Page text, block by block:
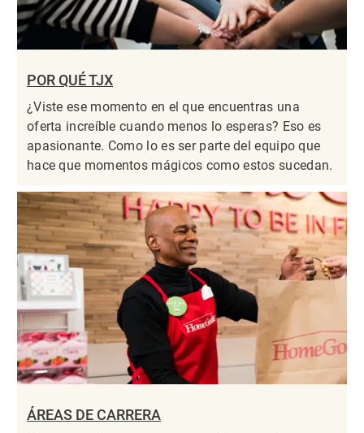
POR QUÉ TJX
¿Viste ese momento en el que encuentras una
oferta increíble cuando menos lo esperas? Eso es
apasionante. Como lo es ser parte del equipo que
hace que momentos mágicos como estos sucedan.
ÁREAS DE CARRERA